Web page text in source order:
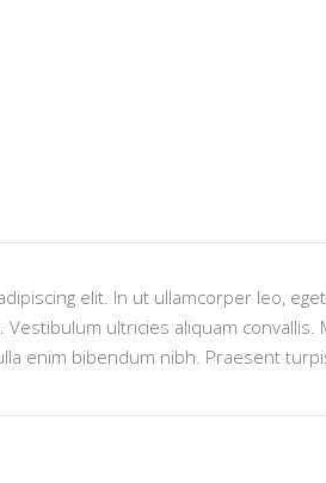
elit. In ut ullamcorper leo,
ultricies aliquam
enim bibendum nibh. Praesent